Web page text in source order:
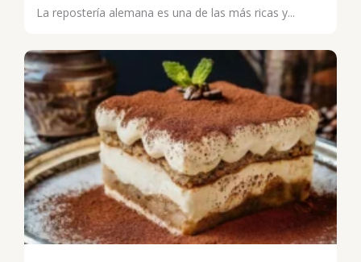
La repostería alemana es una de las más ricas y...